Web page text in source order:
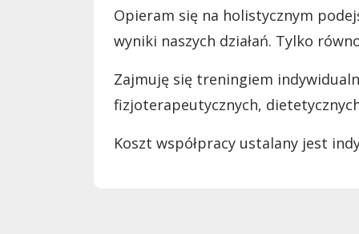
Opieram się na holistycznym
wyniki naszych działań. Tylko
Zajmuję się treningiem
fizjoterapeutycznych,
Koszt współpracy ustalany jest